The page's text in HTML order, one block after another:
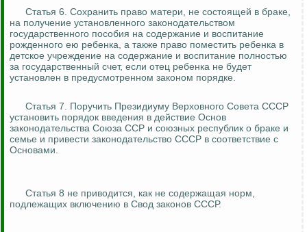
Статья 6. Сохранить право матери, не состоящей в браке,
на получение установленного законодательством
государственного пособия на содержание и воспитание
рожденного ею ребенка, а также право поместить ребенка в
детское учреждение на содержание и воспитание полностью
за государственный счет, если отец ребенка не будет
установлен в предусмотренном законом порядке.
Статья 7. Поручить Президиуму Верховного Совета СССР
установить порядок введения в действие Основ
законодательства Союза ССР и союзных республик о браке и
семье и привести законодательство СССР в соответствие с
Основами.
Статья 8 не приводится, как не содержащая норм,
подлежащих включению в Свод законов СССР.